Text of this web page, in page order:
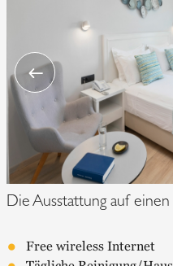
Die Ausstattung auf einen
Free wireless Internet